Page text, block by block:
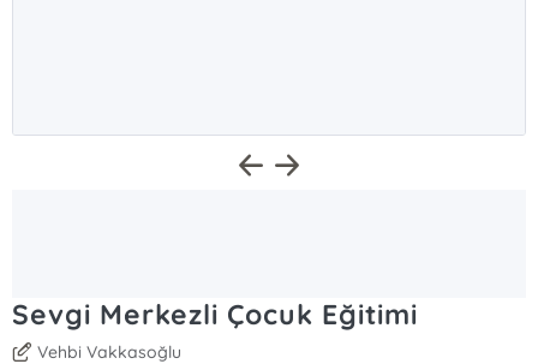
Sevgi Merkezli Çocuk Eğitimi
Vehbi Vakkasoğlu